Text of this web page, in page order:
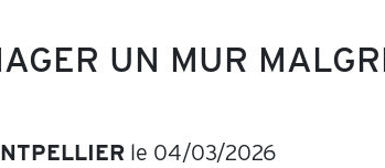
UN MUR
le 04/03/2026